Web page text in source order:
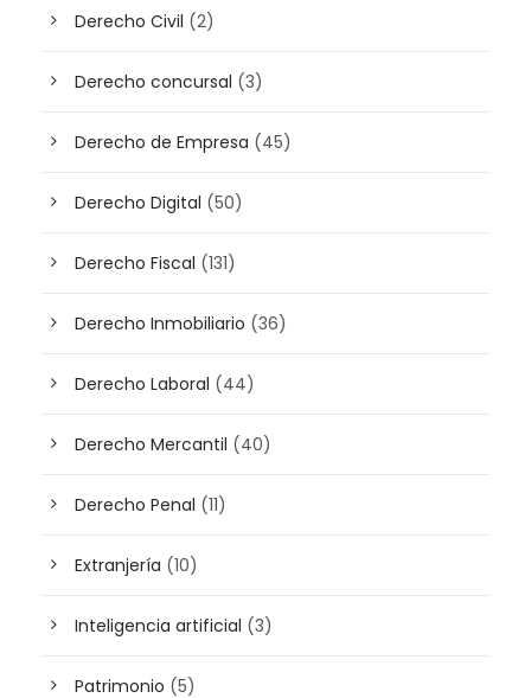
Derecho Civil (2)
Derecho concursal (3)
Derecho de Empresa (45)
Derecho Digital (50)
Derecho Fiscal (131)
Derecho Inmobiliario (36)
Derecho Laboral (44)
Derecho Mercantil (40)
Derecho Penal (11)
Extranjería (10)
Inteligencia artificial (3)
Patrimonio (5)